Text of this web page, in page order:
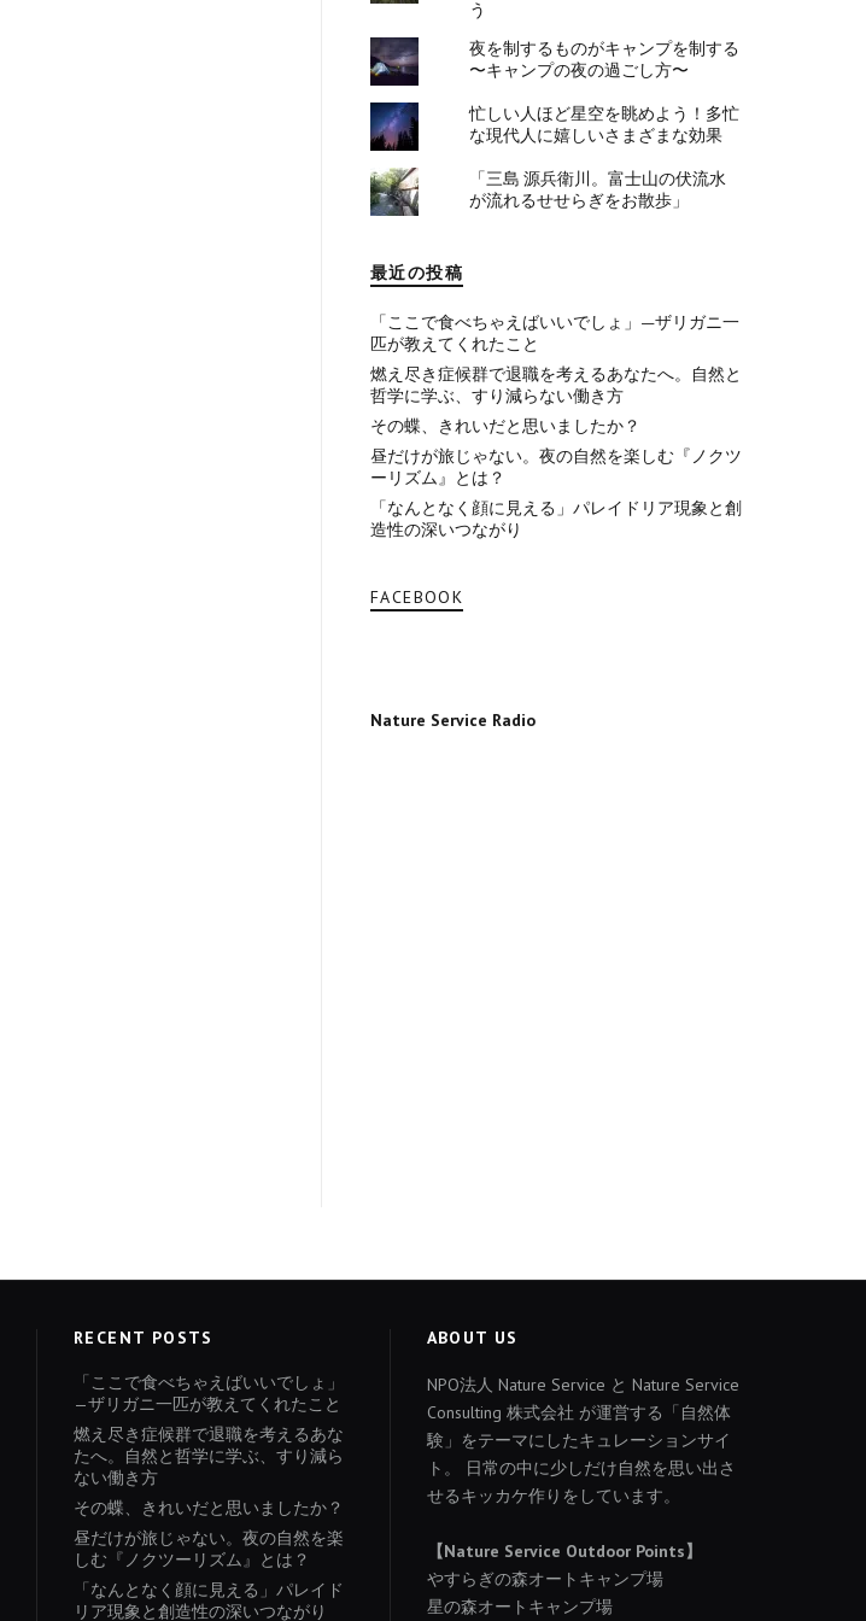
う
夜を制するものがキャンプを制する
〜キャンプの夜の過ごし方〜
忙しい人ほど星空を眺めよう！多忙
な現代人に嬉しいさまざまな効果
「三島 源兵衛川。富士山の伏流水
が流れるせせらぎをお散歩」
最近の投稿
「ここで食べちゃえばいいでしょ」—ザリガニ一
匹が教えてくれたこと
燃え尽き症候群で退職を考えるあなたへ。自然と
哲学に学ぶ、すり減らない働き方
その蝶、きれいだと思いましたか？
昼だけが旅じゃない。夜の自然を楽しむ『ノクツ
ーリズム』とは？
「なんとなく顔に見える」パレイドリア現象と創
造性の深いつながり
FACEBOOK
Nature Service Radio
RECENT POSTS
「ここで食べちゃえばいいでしょ」
—ザリガニ一匹が教えてくれたこと
燃え尽き症候群で退職を考えるあな
たへ。自然と哲学に学ぶ、すり減ら
ない働き方
その蝶、きれいだと思いましたか？
昼だけが旅じゃない。夜の自然を楽
しむ『ノクツーリズム』とは？
「なんとなく顔に見える」パレイド
リア現象と創造性の深いつながり
ABOUT US
NPO法人 Nature Service と Nature Service
Consulting 株式会社 が運営する「自然体
験」をテーマにしたキュレーションサイ
ト。 日常の中に少しだけ自然を思い出さ
せるキッカケ作りをしています。
【Nature Service Outdoor Points】
やすらぎの森オートキャンプ場
星の森オートキャンプ場